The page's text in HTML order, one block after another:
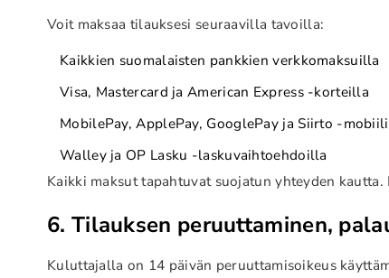
Voit maksaa tilauksesi seuraavilla tavoilla:
Kaikkien suomalaisten pankkien verkkomaksuilla
Visa, Mastercard ja American Express -korteilla
MobilePay, ApplePay, GooglePay ja Siirto -
Walley ja OP Lasku -laskuvaihtoehdoilla
Kaikki maksut tapahtuvat suojatun yhteyden
6. Tilauksen peruuttaminen,
Kuluttajalla on 14 päivän peruuttamisoikeus